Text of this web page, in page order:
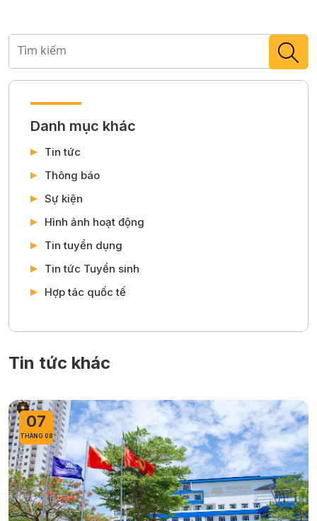
Danh mục khác
Tin tức
Thông báo
Sự kiện
Hình ảnh hoạt động
Tin tuyển dụng
Tin tức Tuyển sinh
Hợp tác quốc tế
Tin tức khác
07
THÁNG 08